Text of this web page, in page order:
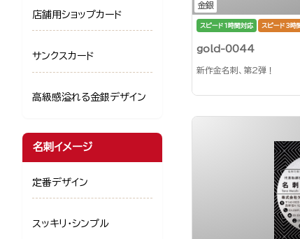
金銀
スピード1時間対応 スピード3時
gold-0044
新作金名刺、第2弾！
店舗用ショップカード
サンクスカード
高級感溢れる金銀デザイン
名刺イメージ
定番デザイン
スッキリ・シンプル